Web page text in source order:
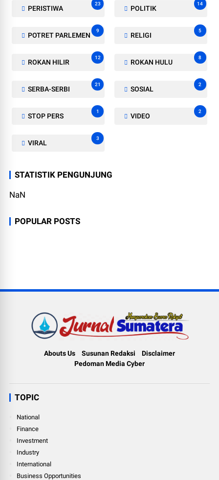
PERISTIWA
23
POLITIK
14
POTRET PARLEMEN
9
RELIGI
5
ROKAN HILIR
12
ROKAN HULU
8
SERBA-SERBI
21
SOSIAL
2
STOP PERS
1
VIDEO
2
VIRAL
3
STATISTIK PENGUNJUNG
NaN
POPULAR POSTS
Abouts Us Susunan Redaksi
Disclaimer
Pedoman Media Cyber
TOPIC
National
Finance
Investment
Industry
International
Business Opportunities